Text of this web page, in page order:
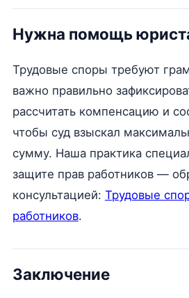
Нужна помощь
Трудовые споры требуют
важно правильно
рассчитать компенсацию и
чтобы суд взыскал
сумму. Наша практика
защите прав работников —
консультацией: Трудовые
работников.
Заключение